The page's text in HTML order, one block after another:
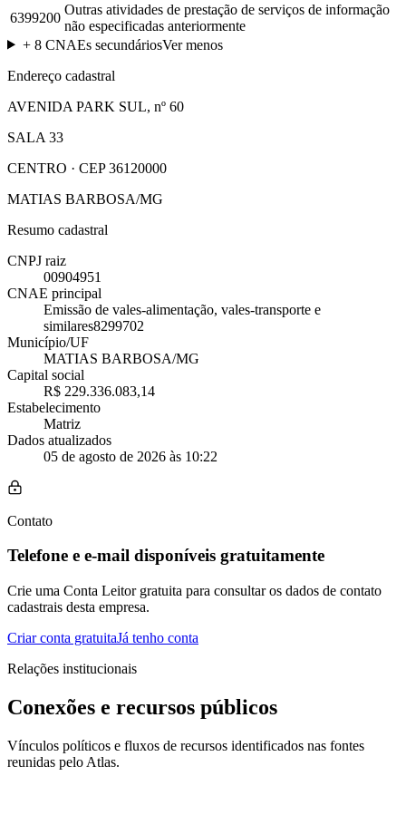
6399200
Outras atividades de prestação de serviços de informação
não especificadas anteriormente
+ 8CNAEs secundáriosVer menos
Endereço cadastral
AVENIDA PARK SUL, nº 60
SALA 33
CENTRO · CEP 36120000
MATIAS BARBOSA/MG
Resumo cadastral
CNPJ raiz
00904951
CNAE principal
Emissão de vales-alimentação, vales-transporte e
similares8299702
Município/UF
MATIAS BARBOSA/MG
Capital social
R$ 229.336.083,14
Estabelecimento
Matriz
Dados atualizados
05 de agosto de 2026 às 10:22
Contato
Telefone e e-mail disponíveis gratuitamente
Crie uma Conta Leitor gratuita para consultar os dados de contato
cadastrais desta empresa.
Criar conta gratuitaJá tenho conta
Relações institucionais
Conexões e recursos públicos
Vínculos políticos e fluxos de recursos identificados nas fontes
reunidas pelo Atlas.